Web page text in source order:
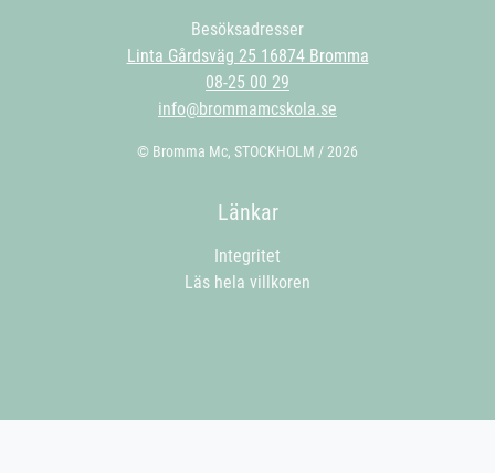
Besöksadresser
Linta Gårdsväg 25 16874 Bromma
08-25 00 29
info@brommamcskola.se
© Bromma Mc, STOCKHOLM / 2026
Länkar
Integritet
Läs hela villkoren